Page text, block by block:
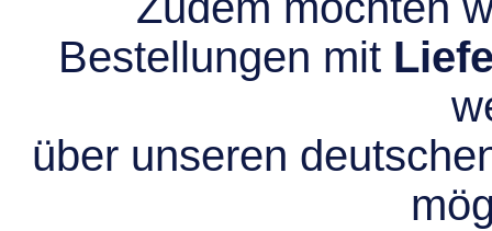
Bestellungen mit
über unseren